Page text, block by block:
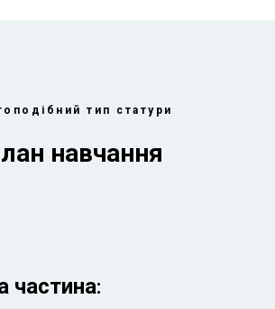
тип статури
навчання
частина: